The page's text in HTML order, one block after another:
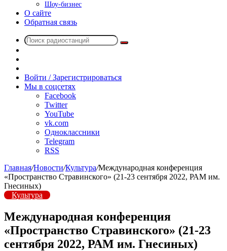
Шоу-бизнес
О сайте
Обратная связь
Поиск
радио
Войти / Зарегистрироваться
Мы в соцсетях
Facebook
Twitter
YouTube
vk.com
Одноклассники
Telegram
RSS
Главная/Новости/Культура/Международная конференция
«Пространство Стравинского» (21-23 сентября 2022, РАМ им.
Гнесиных)
Культура
Международная конференция
«Пространство Стравинского» (21-23
сентября 2022, РАМ им. Гнесиных)